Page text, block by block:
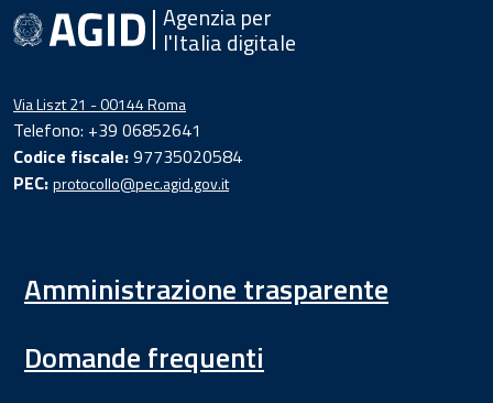
Agenzia per
l'Italia digitale
Via Liszt 21 - 00144 Roma
Telefono: +39 06852641
Codice fiscale:97735020584
PEC:protocollo@pec.agid.gov.it
Amministrazione trasparente
Domande frequenti